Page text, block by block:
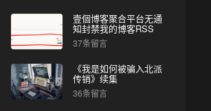
壹個博客聚合平台无通
知封禁我的博客RSS
37条留言
《我是如何被骗入北派
传销》续集
36条留言